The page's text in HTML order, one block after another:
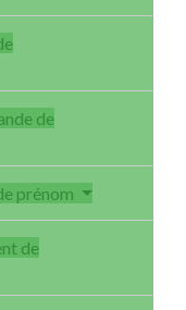
de
prénom
de